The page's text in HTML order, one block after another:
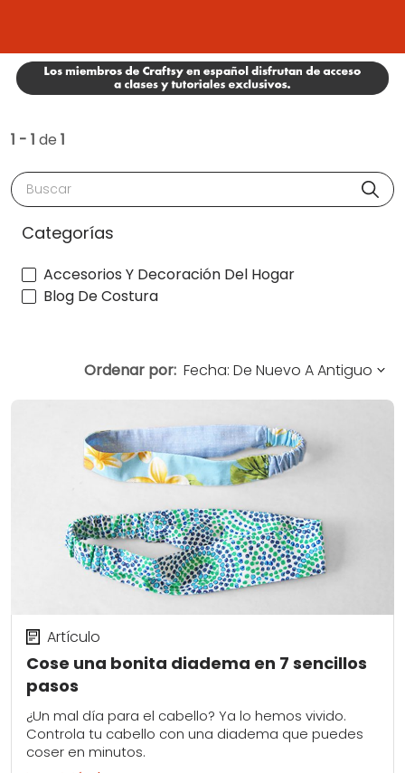
1 - 1 de 1
Buscar
Categorías
Accesorios Y Decoración Del Hogar
Blog De Costura
Ordenar por:
Cose una bonita diadema en 7 sencillos
pasos
Artículo
¿Un mal día para el cabello? Ya lo hemos vivido.
Controla tu cabello con una diadema que puedes
coser en minutos.